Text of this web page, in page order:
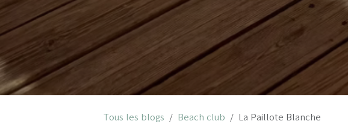
Tous les blogs Beach club
La Paillote Blanche